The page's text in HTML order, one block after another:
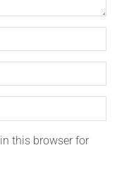
this browser for